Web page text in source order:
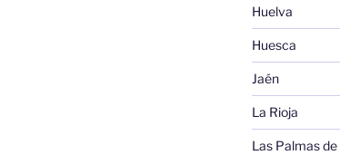
Huelva
Huesca
Jaén
La Rioja
Las Palmas